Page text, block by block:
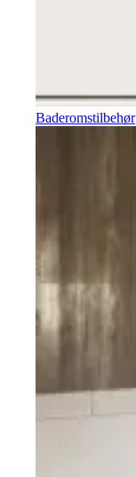
Baderomstilbehør